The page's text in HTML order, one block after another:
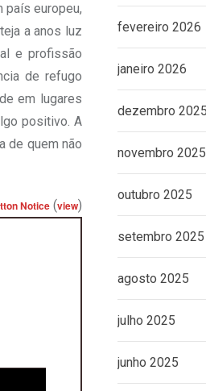
país europeu,
a anos luz
e profissão
de refugo
em lugares
positivo. A
de quem não
Notice (view)
fevereiro 2026
janeiro 2026
dezembro 2025
novembro 2025
outubro 2025
setembro 2025
agosto 2025
julho 2025
junho 2025